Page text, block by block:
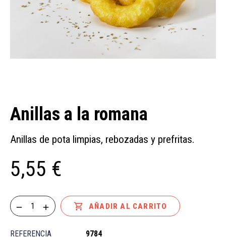
Anillas a la romana
Anillas de pota limpias, rebozadas y prefritas.
5,55 €
 AÑADIR AL CARRITO
REFERENCIA
9784